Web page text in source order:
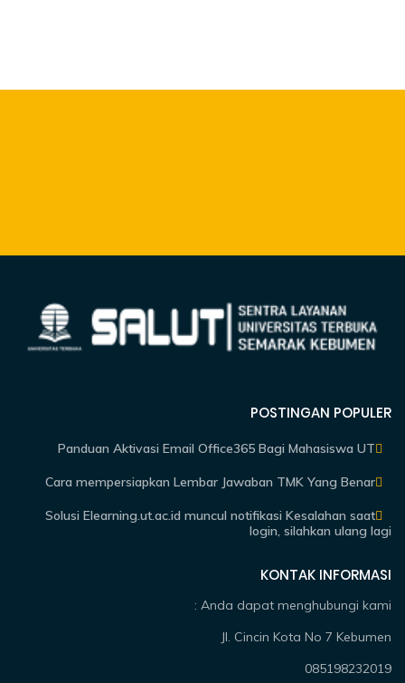
POSTINGAN POPULER
Panduan Aktivasi Email Office365 Bagi Mahasiswa UT
Cara mempersiapkan Lembar Jawaban TMK Yang Benar
Solusi Elearning.ut.ac.id muncul notifikasi Kesalahan saat
login, silahkan ulang lagi
KONTAK INFORMASI
Anda dapat menghubungi kami :
Jl. Cincin Kota No 7 Kebumen
085198232019